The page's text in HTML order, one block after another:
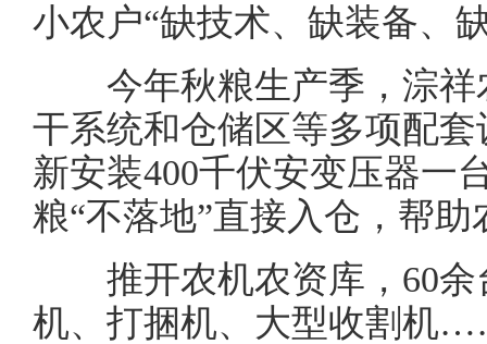
小农户“缺技术、缺装备、
今年秋粮生产季，淙祥
干系统和仓储区等多项配
新安装400千伏安变压器一
粮“不落地”直接入仓，帮
推开农机农资库，60余
机、打捆机、大型收割机